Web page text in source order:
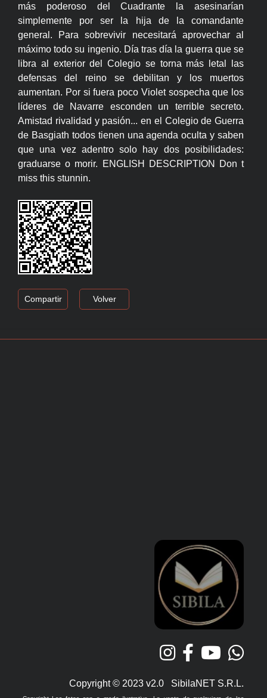
más poderoso del Cuadrante la asesinarían
simplemente por ser la hija de la comandante
general. Para sobrevivir necesitará aprovechar al
máximo todo su ingenio. Día tras día la guerra que se
libra al exterior del Colegio se torna más letal las
defensas del reino se debilitan y los muertos
aumentan. Por si fuera poco Violet sospecha que los
líderes de Navarre esconden un terrible secreto.
Amistad rivalidad y pasión... en el Colegio de Guerra
de Basgiath todos tienen una agenda oculta y saben
que una vez adentro solo hay dos posibilidades:
graduarse o morir. ENGLISH DESCRIPTION Don t
miss this stunnin.
Compartir Volver
Copyright © 2023 v2.0 SibilaNET S.R.L.